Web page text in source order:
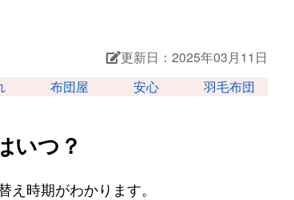
更新日：2025年03月11日
布団屋 安心 羽毛布団
いつ？
時期がわかります。